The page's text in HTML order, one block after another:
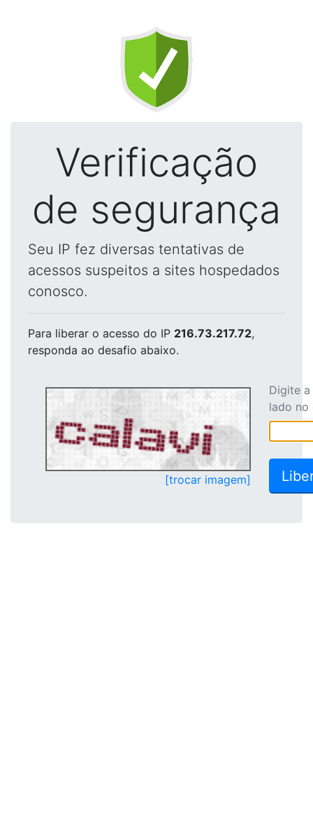
Verificação
de segurança
Seu IP fez diversas tentativas de
acessos suspeitos a sites hospedados
conosco.
Para liberar o acesso do IP 216.73.217.72,
responda ao desafio abaixo.
[trocar imagem]
Digite
lado no